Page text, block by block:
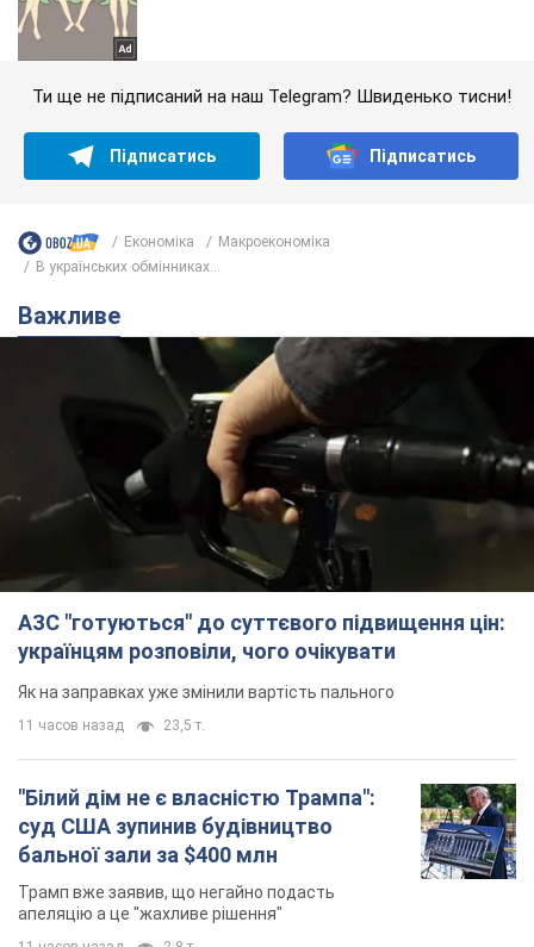
Ти ще не підписаний на наш Telegram? Швиденько тисни!
Підписатись Підписатись
Економіка
Mакроекономіка
В українських обмінниках...
Важливе
АЗС "готуються" до суттєвого підвищення цін:
українцям розповіли, чого очікувати
Як на заправках уже змінили вартість пального
11 часов назад 23,5 т.
"Білий дім не є власністю Трампа":
суд США зупинив будівництво
бальної зали за $400 млн
Трамп вже заявив, що негайно подасть
апеляцію а це "жахливе рішення"